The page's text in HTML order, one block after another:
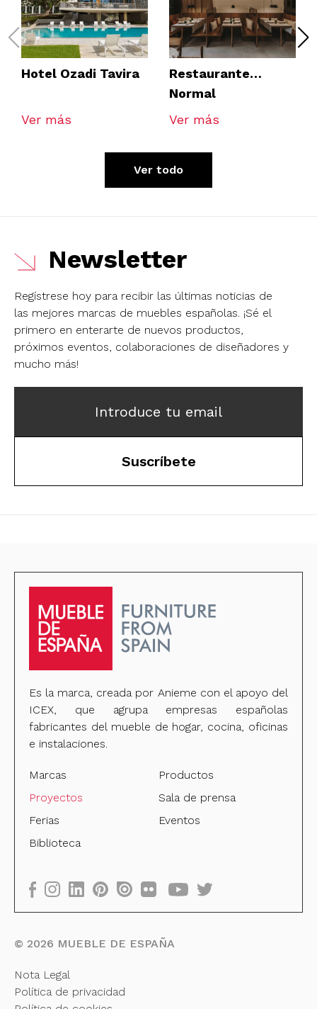
Hotel Ozadi Tavira
Ver más
Restaurante
Normal
Ver más
Ver todo
Newsletter
Regístrese hoy para recibir las últimas noticias de
las mejores marcas de muebles españolas. ¡Sé el
primero en enterarte de nuevos productos,
próximos eventos, colaboraciones de diseñadores y
mucho más!
Introduce tu email
Suscríbete
Es la marca, creada por Anieme con el apoyo del
ICEX, que agrupa empresas españolas
fabricantes del mueble de hogar, cocina, oficinas
e instalaciones.
Marcas
Productos
Proyectos
Sala de prensa
Ferias
Eventos
Biblioteca
© 2026 MUEBLE DE ESPAÑA
Nota Legal
Política de privacidad